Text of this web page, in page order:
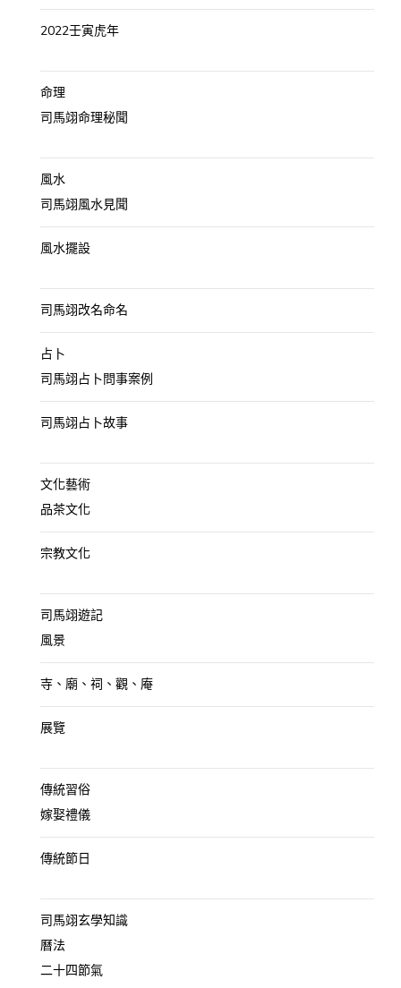
2022壬寅虎年
命理
司馬翊命理秘聞
風水
司馬翊風水見聞
風水擺設
司馬翊改名命名
占卜
司馬翊占卜問事案例
司馬翊占卜故事
文化藝術
品茶文化
宗教文化
司馬翊遊記
風景
寺、廟、祠、觀、庵
展覽
傳統習俗
嫁娶禮儀
傳統節日
司馬翊玄學知識
曆法
二十四節氣